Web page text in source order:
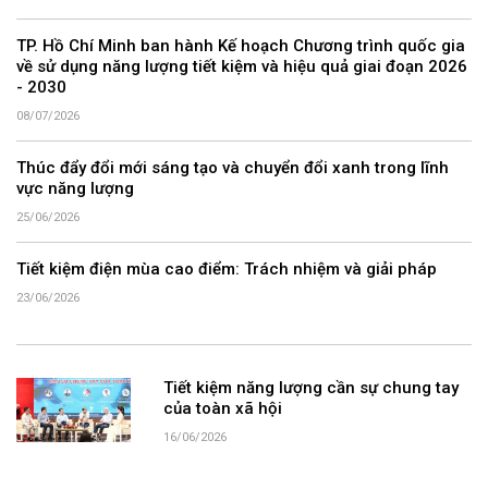
TP. Hồ Chí Minh ban hành Kế hoạch Chương trình quốc gia
về sử dụng năng lượng tiết kiệm và hiệu quả giai đoạn 2026
- 2030
08/07/2026
Thúc đẩy đổi mới sáng tạo và chuyển đổi xanh trong lĩnh
vực năng lượng
25/06/2026
Tiết kiệm điện mùa cao điểm: Trách nhiệm và giải pháp
23/06/2026
Tiết kiệm năng lượng cần sự chung tay
của toàn xã hội
16/06/2026